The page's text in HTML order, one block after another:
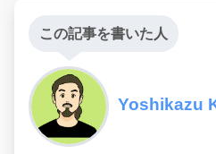
この記事を書いた人
Yoshikazu